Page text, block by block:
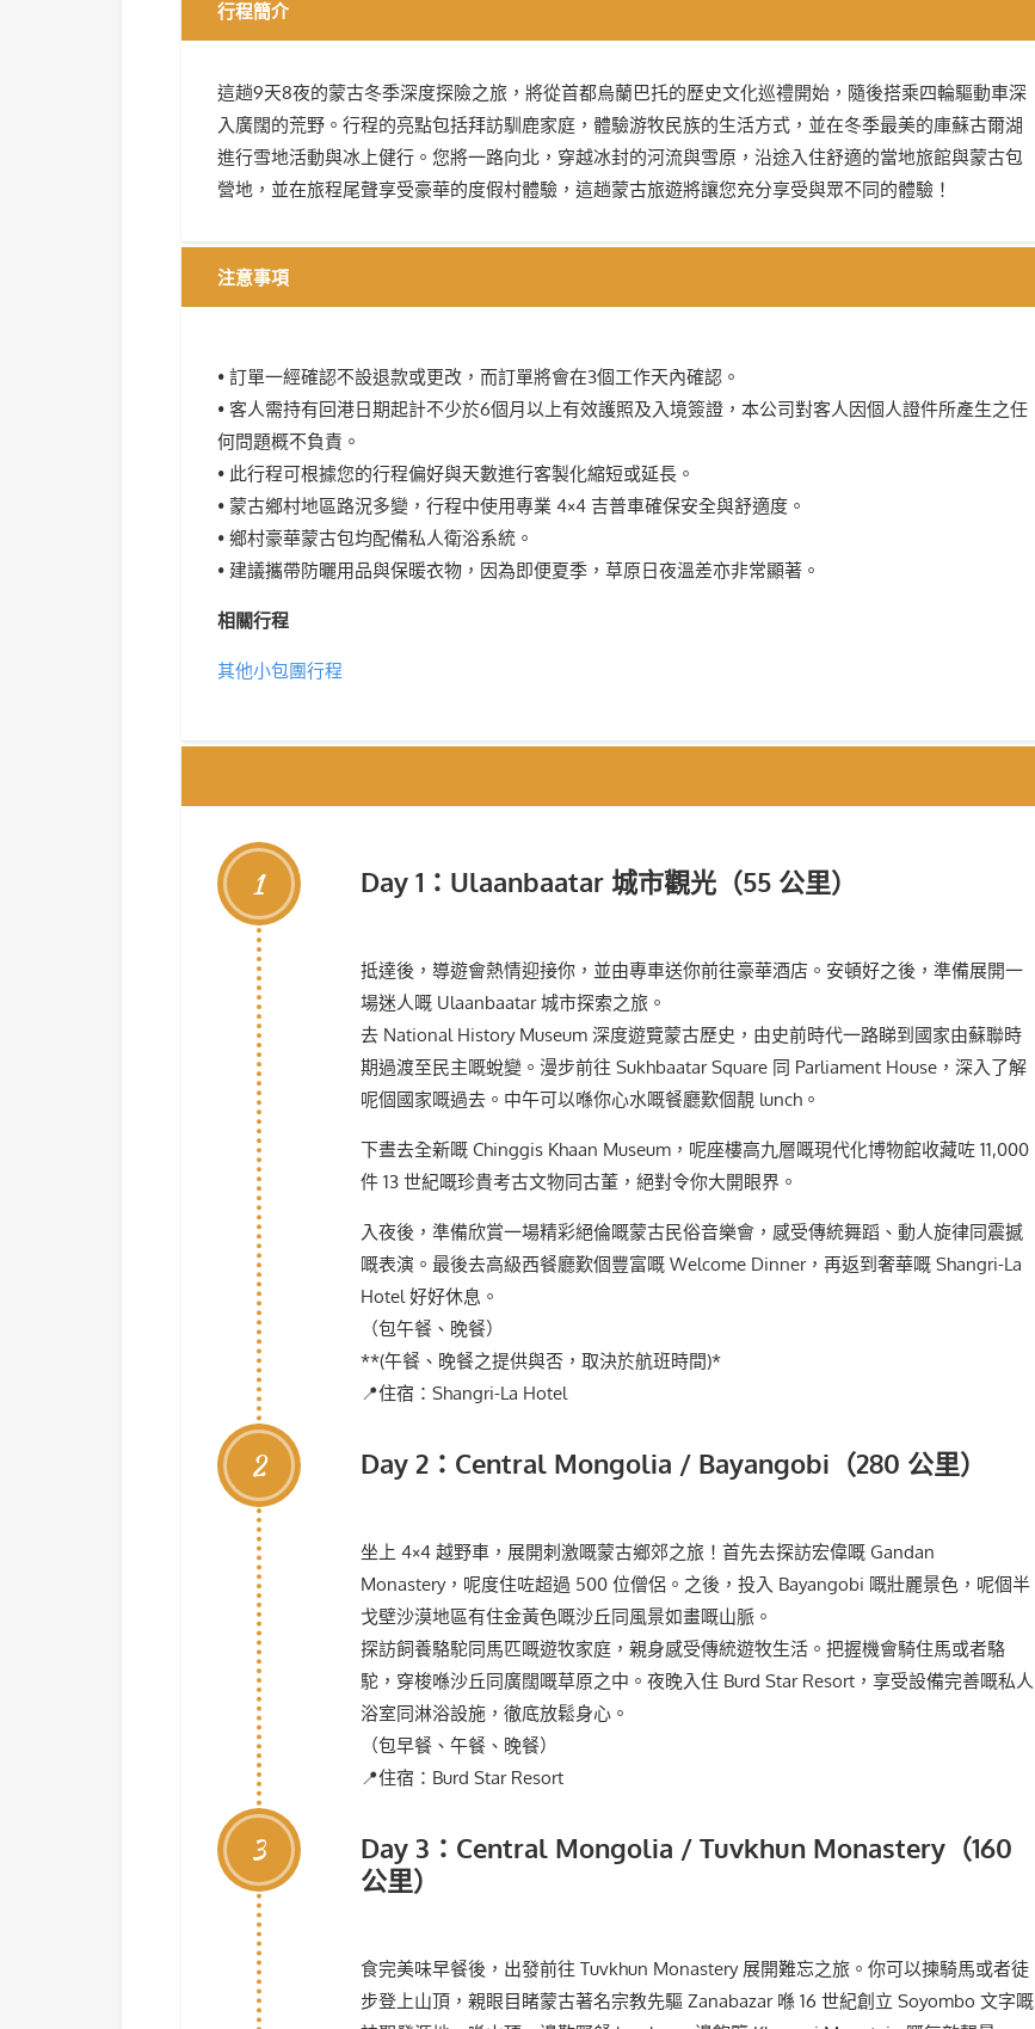
行程簡介
這趟9天8夜的蒙古冬季深度探險之旅，將從首都烏蘭巴托的歷史文化巡禮開始，隨後搭乘四輪驅動車深
入廣闊的荒野。行程的亮點包括拜訪馴鹿家庭，體驗游牧民族的生活方式，並在冬季最美的庫蘇古爾湖
進行雪地活動與冰上健行。您將一路向北，穿越冰封的河流與雪原，沿途入住舒適的當地旅館與蒙古包
營地，並在旅程尾聲享受豪華的度假村體驗，這趟蒙古旅遊將讓您充分享受與眾不同的體驗！
注意事項
• 訂單一經確認不設退款或更改，而訂單將會在3個工作天內確認。
• 客人需持有回港日期起計不少於6個月以上有效護照及入境簽證，本公司對客人因個人證件所產生之任
何問題概不負責。
• 此行程可根據您的行程偏好與天數進行客製化縮短或延長。
• 蒙古鄉村地區路況多變，行程中使用專業 4×4 吉普車確保安全與舒適度。
• 鄉村豪華蒙古包均配備私人衛浴系統。
• 建議攜帶防曬用品與保暖衣物，因為即便夏季，草原日夜溫差亦非常顯著。
相關行程
其他小包團行程
1 Day 1：Ulaanbaatar 城市觀光（55 公里）
抵達後，導遊會熱情迎接你，並由專車送你前往豪華酒店。安頓好之後，準備展開一
場迷人嘅 Ulaanbaatar 城市探索之旅。
去 National History Museum 深度遊覽蒙古歷史，由史前時代一路睇到國家由蘇聯時
期過渡至民主嘅蛻變。漫步前往 Sukhbaatar Square 同 Parliament House，深入了解
呢個國家嘅過去。中午可以喺你心水嘅餐廳歎個靚 lunch。
下晝去全新嘅 Chinggis Khaan Museum，呢座樓高九層嘅現代化博物館收藏咗 11,000
件 13 世紀嘅珍貴考古文物同古董，絕對令你大開眼界。
入夜後，準備欣賞一場精彩絕倫嘅蒙古民俗音樂會，感受傳統舞蹈、動人旋律同震撼
嘅表演。最後去高級西餐廳歎個豐富嘅 Welcome Dinner，再返到奢華嘅 Shangri-La
Hotel 好好休息。
（包午餐、晚餐）
**(午餐、晚餐之提供與否，取決於航班時間)*
📍住宿：Shangri-La Hotel
2 Day 2：Central Mongolia / Bayangobi（280 公里）
坐上 4×4 越野車，展開刺激嘅蒙古鄉郊之旅！首先去探訪宏偉嘅 Gandan
Monastery，呢度住咗超過 500 位僧侶。之後，投入 Bayangobi 嘅壯麗景色，呢個半
戈壁沙漠地區有住金黃色嘅沙丘同風景如畫嘅山脈。
探訪飼養駱駝同馬匹嘅遊牧家庭，親身感受傳統遊牧生活。把握機會騎住馬或者駱
駝，穿梭喺沙丘同廣闊嘅草原之中。夜晚入住 Burd Star Resort，享受設備完善嘅私人
浴室同淋浴設施，徹底放鬆身心。
（包早餐、午餐、晚餐）
📍住宿：Burd Star Resort
3
Day 3：Central Mongolia / Tuvkhun Monastery（160
公里）
食完美味早餐後，出發前往 Tuvkhun Monastery 展開難忘之旅。你可以揀騎馬或者徒
步登上山頂，親眼目睹蒙古著名宗教先驅 Zanabazar 喺 16 世紀創立 Soyombo 文字嘅